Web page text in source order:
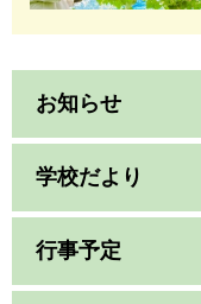
お知らせ
学校だより
行事予定